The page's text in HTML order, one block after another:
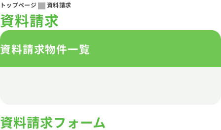
物件検索
駅・路線から探す
エリアから探す
会社情報
トップページ 資料請求
資料請求
資料請求物件一覧
資料請求フォーム